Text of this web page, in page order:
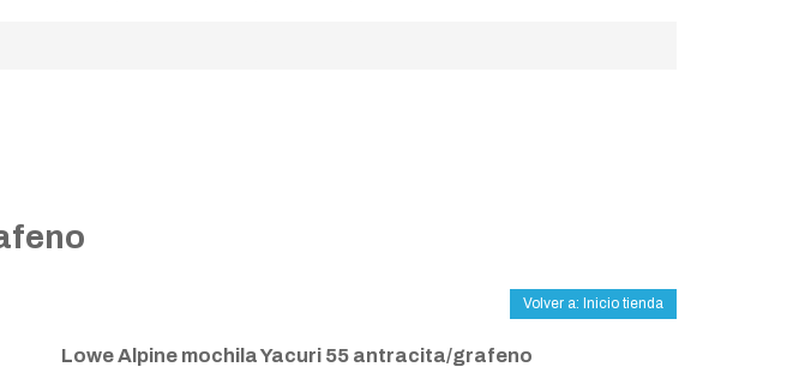
Volver a: Inicio tienda
Lowe Alpine mochila Yacuri 55 antracita/grafeno